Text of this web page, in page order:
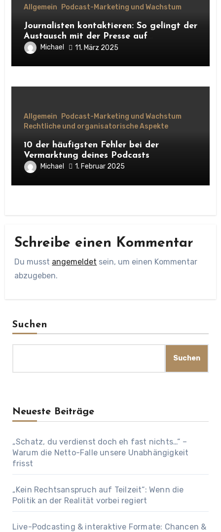
Allgemein Podcast-Marketing und Wachstum
Journalisten kontaktieren: So gelingt der
Austausch mit der Presse auf
Augenhöhe
Michael 11. März 2025
Allgemein
Podcast-Marketing und Wachstum
Rechtliche und organisatorische Aspekte
10 der häufigsten Fehler bei der
Vermarktung deines Podcasts
Michael 1. Februar 2025
Schreibe einen Kommentar
Du musst angemeldet sein, um einen Kommentar
abzugeben.
Suchen
Suchen
Neueste Beiträge
„Schatz, du verdienst doch eh fast nichts…“ –
Warum die Netto-Falle unsere Unabhängigkeit
frisst
„Kein Rechtsanspruch auf Teilzeit“: Wenn die
Politik an der Realität vorbei regiert
Live-Podcasting & interaktive Formate: Chancen &